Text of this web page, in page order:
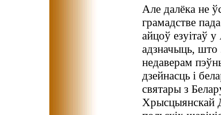
Але далёка не
грамадстве
айцоў езyiтаў у
адзначыць, што
недаверам
дзейнасць і
святары з
Хрысцыянскай